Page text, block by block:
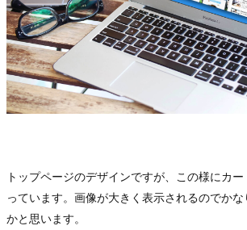
トップページのデザインですが、この様にカ
っています。画像が大きく表示されるのでか
かと思います。